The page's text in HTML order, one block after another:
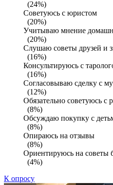
(24%)
Советуюсь с юристом
(20%)
Учитываю мнение
(20%)
Слушаю советы друзей и
(16%)
Консультируюсь с
(16%)
Согласовываю сделку с
(12%)
Обязательно советуюсь с
(8%)
Обсуждаю покупку с
(8%)
Опираюсь на отзывы
(8%)
Ориентируюсь на советы
(4%)
К опросу